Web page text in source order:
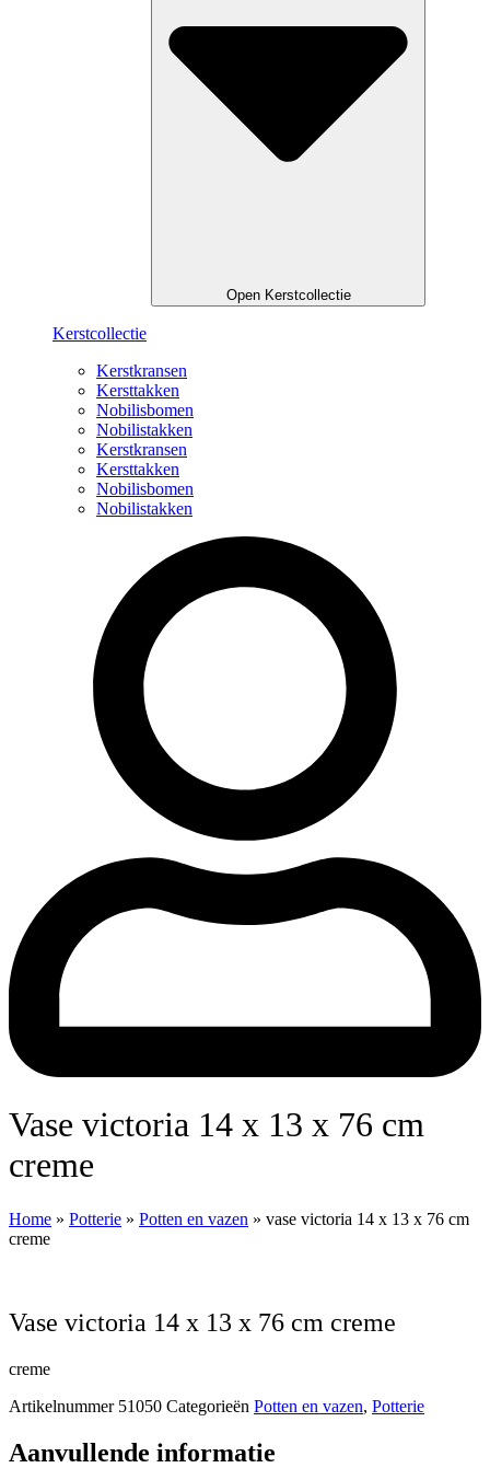
Open Kerstcollectie
Kerstcollectie
Kerstkransen
Kersttakken
Nobilisbomen
Nobilistakken
Kerstkransen
Kersttakken
Nobilisbomen
Nobilistakken
vase victoria 14 x 13 x 76 cm
creme
Home » Potterie » Potten en vazen » vase victoria 14 x 13 x 76 cm
creme
vase victoria 14 x 13 x 76 cm creme
creme
Artikelnummer 51050 Categorieën Potten en vazen, Potterie
Aanvullende informatie